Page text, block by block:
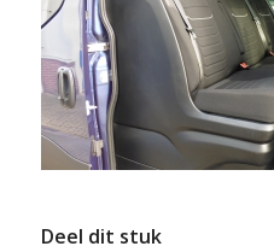
Deel dit stuk